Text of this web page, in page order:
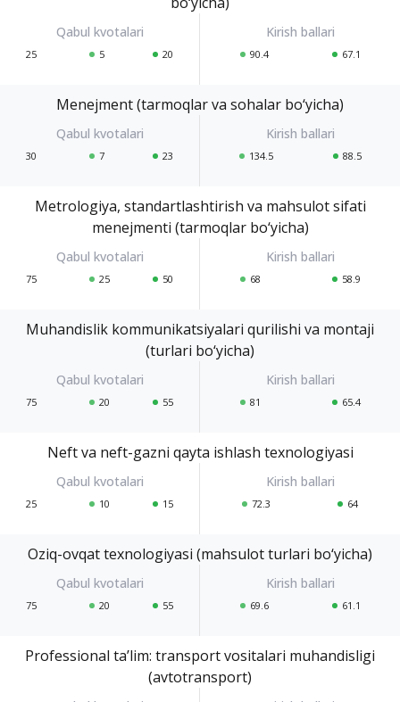
25 5 20 90.4 67.1
Menejment (tarmoqlar va sohalar bo‘yicha)
30 7 23 134.5 88.5
Metrologiya, standartlashtirish va mahsulot sifati
menejmenti (tarmoqlar bo‘yicha)
75 25 50 68 58.9
Muhandislik kommunikatsiyalari qurilishi va montaji
(turlari bo‘yicha)
75 20 55 81 65.4
Neft va neft-gazni qayta ishlash texnologiyasi
25 10 15 72.3 64
Oziq-ovqat texnologiyasi (mahsulot turlari bo‘yicha)
75 20 55 69.6 61.1
Professional ta’lim: transport vositalari muhandisligi
(avtotransport)